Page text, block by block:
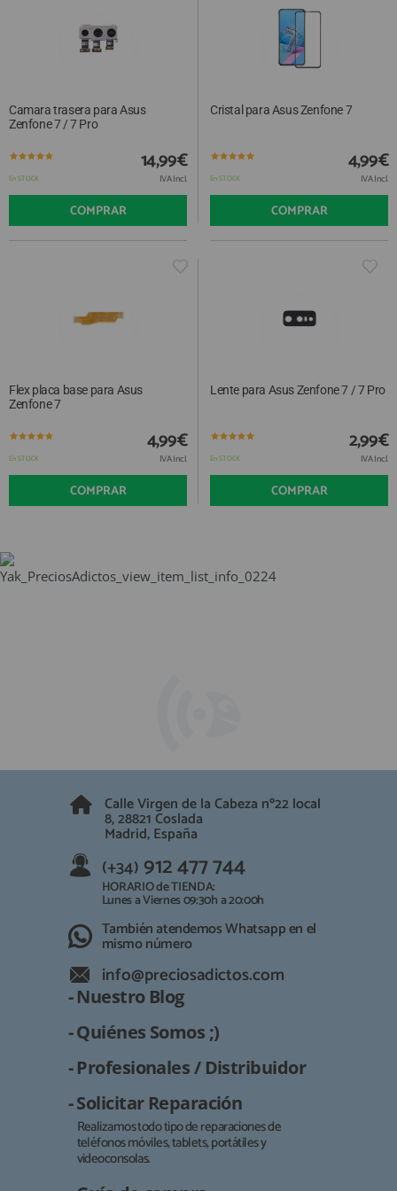
Camara trasera para Asus
Zenfone 7 / 7 Pro
En STOCK
14,99€
IVA Incl.
COMPRAR
Cristal para Asus Zenfone 7
En STOCK
4,99€
IVA Incl.
COMPRAR
Flex placa base para Asus
Zenfone 7
En STOCK
4,99€
IVA Incl.
COMPRAR
Lente para Asus Zenfone 7 / 7 Pro
En STOCK
2,99€
IVA Incl.
COMPRAR
Calle Virgen de la Cabeza nº22 local
8, 28821 Coslada
Madrid, España
(+34) 912 477 744
HORARIO de TIENDA:
Lunes a Viernes 09:30h a 20:00h
También atendemos Whatsapp en el
mismo número
info@preciosadictos.com
- Nuestro Blog
- Quiénes Somos ;)
- Profesionales / Distribuidor
- Solicitar Reparación
Realizamos todo tipo de reparaciones de
teléfonos móviles, tablets, portátiles y
videoconsolas.
Responsable:
Finalidad: